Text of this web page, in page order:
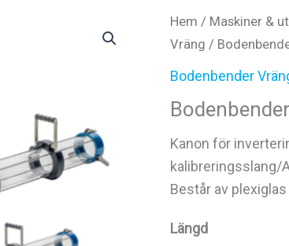
Hem / Maskiner &
Vräng /
Bodenbender
Kanon för
kalibreringsslang/
Består av
Längd